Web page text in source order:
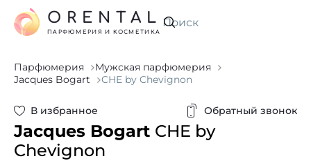
Искать
ORENTAL
ПАРФЮМЕРИЯ И КОСМЕТИКА
Парфюмерия
Мужская парфюмерия
Jacques Bogart
CHE by Chevignon
В избранное Обратный звонок
Jacques Bogart CHE by
Chevignon